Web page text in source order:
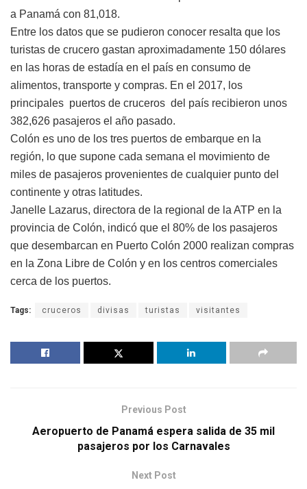
a Panamá con 81,018.
Entre los datos que se pudieron conocer resalta que los
turistas de crucero gastan aproximadamente 150 dólares
en las horas de estadía en el país en consumo de
alimentos, transporte y compras. En el 2017, los
principales puertos de cruceros del país recibieron unos
382,626 pasajeros el año pasado.
Colón es uno de los tres puertos de embarque en la
región, lo que supone cada semana el movimiento de
miles de pasajeros provenientes de cualquier punto del
continente y otras latitudes.
Janelle Lazarus, directora de la regional de la ATP en la
provincia de Colón, indicó que el 80% de los pasajeros
que desembarcan en Puerto Colón 2000 realizan compras
en la Zona Libre de Colón y en los centros comerciales
cerca de los puertos.
Tags: cruceros divisas turistas visitantes
Previous Post
Aeropuerto de Panamá espera salida de 35 mil
pasajeros por los Carnavales
Next Post